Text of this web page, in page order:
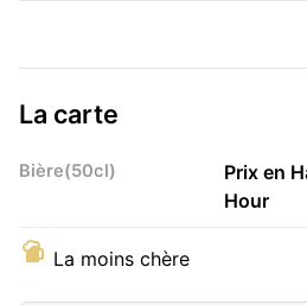
La carte
Bière(50cl)
Prix en
Hour
La moins chère